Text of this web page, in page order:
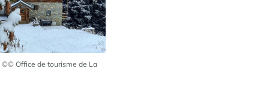
©© Office de tourisme de La